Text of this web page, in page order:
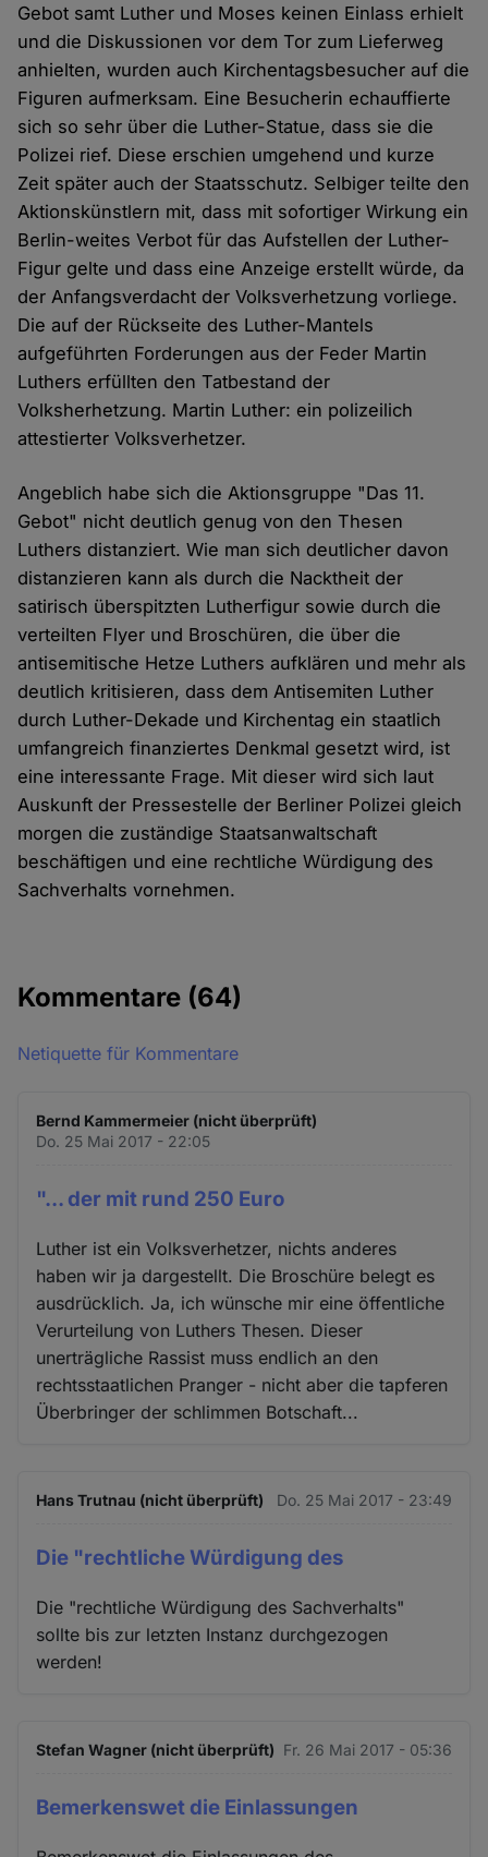
Gebot samt Luther und Moses keinen Einlass erhielt
und die Diskussionen vor dem Tor zum Lieferweg
anhielten, wurden auch Kirchentagsbesucher auf die
Figuren aufmerksam. Eine Besucherin echauffierte
sich so sehr über die Luther-Statue, dass sie die
Polizei rief. Diese erschien umgehend und kurze
Zeit später auch der Staatsschutz. Selbiger teilte den
Aktionskünstlern mit, dass mit sofortiger Wirkung ein
Berlin-weites Verbot für das Aufstellen der Luther-
Figur gelte und dass eine Anzeige erstellt würde, da
der Anfangsverdacht der Volksverhetzung vorliege.
Die auf der Rückseite des Luther-Mantels
aufgeführten Forderungen aus der Feder Martin
Luthers erfüllten den Tatbestand der
Volksherhetzung. Martin Luther: ein polizeilich
attestierter Volksverhetzer.
Angeblich habe sich die Aktionsgruppe "Das 11.
Gebot" nicht deutlich genug von den Thesen
Luthers distanziert. Wie man sich deutlicher davon
distanzieren kann als durch die Nacktheit der
satirisch überspitzten Lutherfigur sowie durch die
verteilten Flyer und Broschüren, die über die
antisemitische Hetze Luthers aufklären und mehr als
deutlich kritisieren, dass dem Antisemiten Luther
durch Luther-Dekade und Kirchentag ein staatlich
umfangreich finanziertes Denkmal gesetzt wird, ist
eine interessante Frage. Mit dieser wird sich laut
Auskunft der Pressestelle der Berliner Polizei gleich
morgen die zuständige Staatsanwaltschaft
beschäftigen und eine rechtliche Würdigung des
Sachverhalts vornehmen.
Kommentare (64)
Netiquette für Kommentare
Bernd Kammermeier (nicht überprüft)
Do. 25 Mai 2017 - 22:05
"... der mit rund 250 Euro
Luther ist ein Volksverhetzer, nichts anderes
haben wir ja dargestellt. Die Broschüre belegt es
ausdrücklich. Ja, ich wünsche mir eine öffentliche
Verurteilung von Luthers Thesen. Dieser
unerträgliche Rassist muss endlich an den
rechtsstaatlichen Pranger - nicht aber die tapferen
Überbringer der schlimmen Botschaft...
Hans Trutnau (nicht überprüft) Do. 25 Mai 2017 - 23:49
Die "rechtliche Würdigung des
Die "rechtliche Würdigung des Sachverhalts"
sollte bis zur letzten Instanz durchgezogen
werden!
Stefan Wagner (nicht überprüft) Fr. 26 Mai 2017 - 05:36
Bemerkenswet die Einlassungen